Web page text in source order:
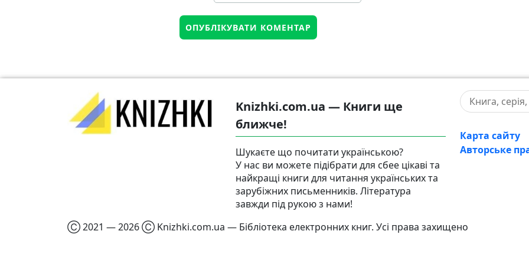
Knizhki.com.ua — Книги ще
ближче!
Шукаєте що почитати українською?
У нас ви можете підібрати для сбее цікаві та
найкращі книги для читання українських та
зарубіжних письменників. Література
завжди під рукою з нами!
Карта сайту
Авторське
Ⓒ 2021 — 2026 Ⓒ Knizhki.com.ua — Бібліотека електронних книг. Усі права захищено